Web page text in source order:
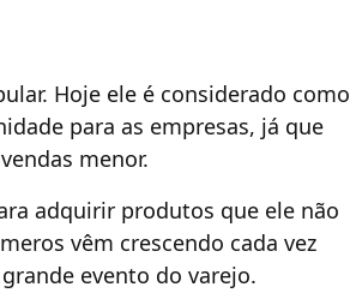
Hoje ele é considerado como
para as empresas, já que
menor.
adquirir produtos que ele não
vêm crescendo cada vez
evento do varejo.